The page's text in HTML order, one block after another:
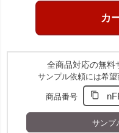
全商品対応の無料
サンプル依頼には希
商品番号
サンプ